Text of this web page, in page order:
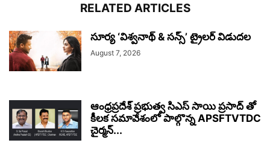
RELATED ARTICLES
సూర్య ‘విశ్వనాథ్ & సన్స్’ ట్రైలర్ విడుదల
August 7, 2026
ఆంధ్రప్రదేశ్ ప్రభుత్వ సిఎస్ సాయి ప్రసాద్ తో
కీలక సమావేశంలో పాల్గొన్న APSFTVTDC
చైర్మన్...